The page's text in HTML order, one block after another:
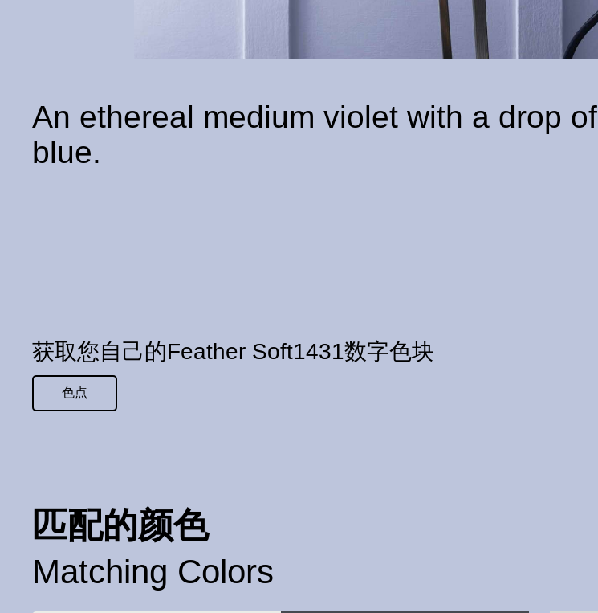
An ethereal medium violet with a drop of
blue.
获取您自己的Feather Soft1431数字色块
色点
匹配的颜色
Matching Colors